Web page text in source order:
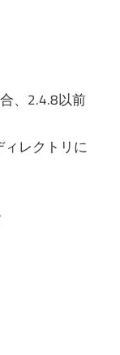
、2.4.8以前
ィレクトリに